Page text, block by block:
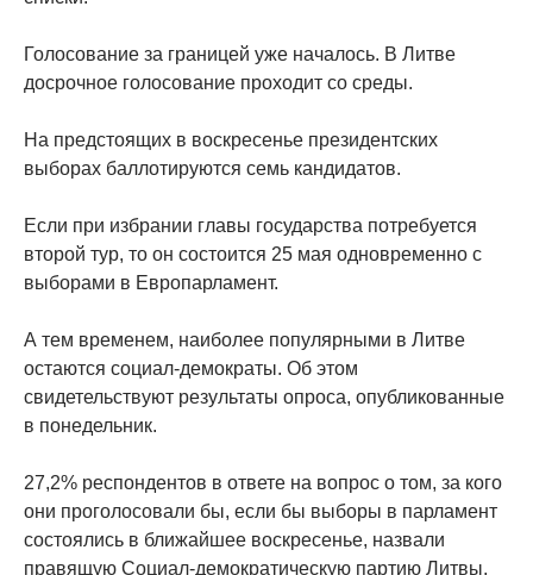
Голосование за границей уже началось. В Литве
досрочное голосование проходит со среды.
На предстоящих в воскресенье президентских
выборах баллотируются семь кандидатов.
Если при избрании главы государства потребуется
второй тур, то он состоится 25 мая одновременно с
выборами в Европарламент.
А тем временем, наиболее популярными в Литве
остаются социал-демократы. Об этом
свидетельствуют результаты опроса, опубликованные
в понедельник.
27,2% респондентов в ответе на вопрос о том, за кого
они проголосовали бы, если бы выборы в парламент
состоялись в ближайшее воскресенье, назвали
правящую Социал-демократическую партию Литвы,